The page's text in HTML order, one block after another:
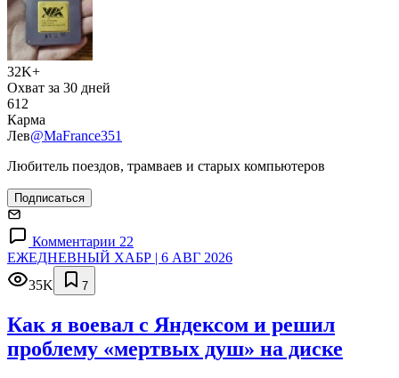
32K+
Охват за 30 дней
612
Карма
Лев@MaFrance351
Любитель поездов, трамваев и старых компьютеров
Подписаться
Комментарии 22
ЕЖЕДНЕВНЫЙ ХАБР | 6 АВГ 2026
35K
7
Как я воевал с Яндексом и решил
проблему «мертвых душ» на диске